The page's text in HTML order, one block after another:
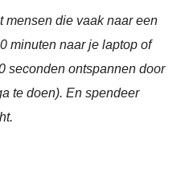
mensen die vaak naar een
minuten naar je laptop of
seconden ontspannen door
te doen). En spendeer